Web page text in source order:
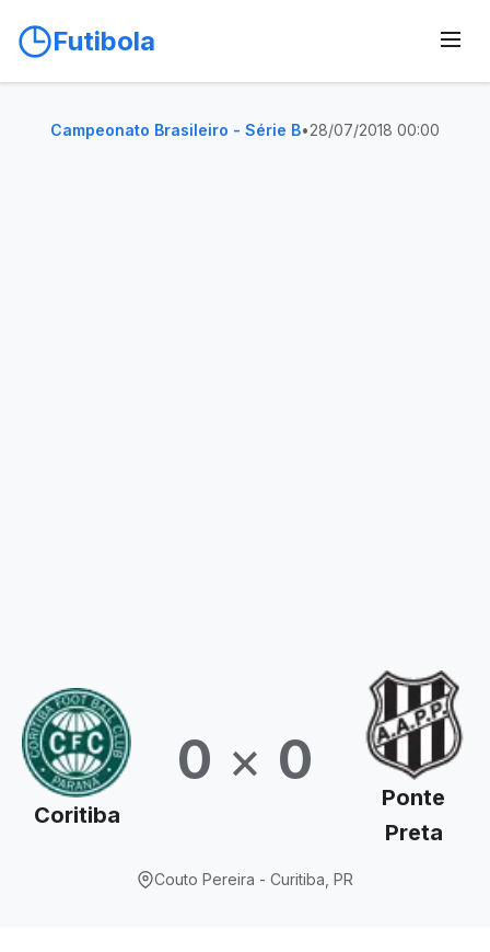
Futibola
Campeonato Brasileiro - Série B•28/07/2018 00:00
Coritiba
0 × 0
Ponte
Preta
Couto Pereira - Curitiba, PR